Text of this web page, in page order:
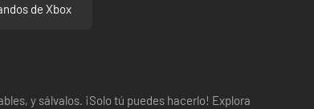
de Xbox
y sálvalos. ¡Solo tú puedes hacerlo! Explora